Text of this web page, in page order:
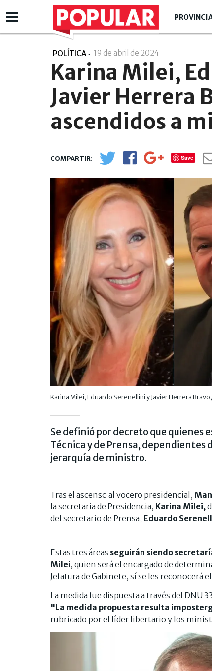
POLÍTICA 19 de abril de 2024
Karina Milei,
Javier Herrera
ascendidos a
Save
Karina Milei, Eduardo Serenellini y Javier Herrera
Se definió por decreto que quienes
Técnica y de Prensa, dependientes
jerarquía de ministro.
Tras el ascenso al vocero presidencial,
la secretaría de Presidencia, Karina Milei,
del secretario de Prensa, Eduardo
Estas tres áreas seguirán siendo
Milei, quien será el encargado de
Jefatura de Gabinete, sí se les reconocerá
La medida fue dispuesta a través del DNU
"La medida propuesta resulta
rubricado por el líder libertario y los